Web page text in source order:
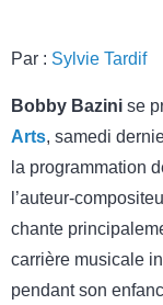
Par : Sylvie Tardif
Bobby Bazini se
Arts, samedi
la programmation
l’auteur-
chante
carrière musicale
pendant son